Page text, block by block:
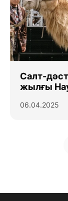
Салт-
жылғы
06.04.2025